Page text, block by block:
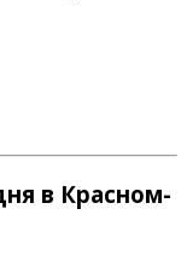
в Красном-